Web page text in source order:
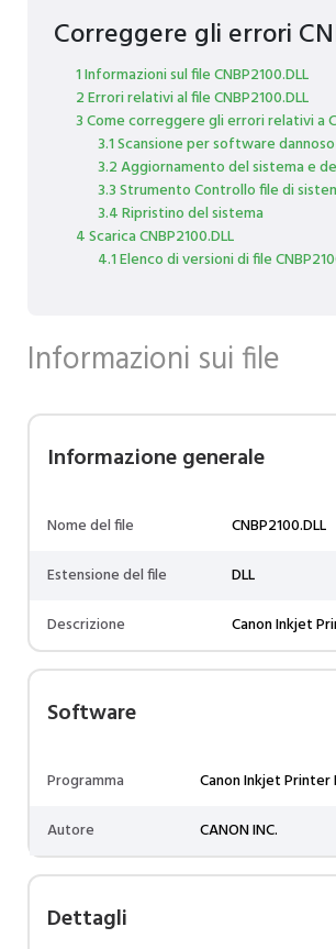
Correggere gli errori
1 Informazioni sul file CNBP2100.DLL
2 Errori relativi al file CNBP2100.DLL
3 Come correggere gli errori relativi a
3.1 Scansione per software dannoso
3.2 Aggiornamento del sistema e
3.3 Strumento Controllo file di
3.4 Ripristino del sistema
4 Scarica CNBP2100.DLL
4.1 Elenco di versioni di file
Informazioni sui file
Informazione generale
Nome del file
CNBP2100.DLL
Estensione del file
DLL
Descrizione
Canon Inkjet
Software
Programma
Canon Inkjet Printer
Autore
CANON INC.
Dettagli